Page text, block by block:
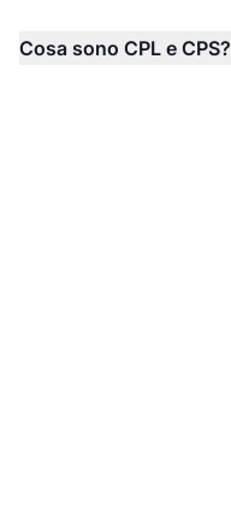
Cosa sono CPL e CPS?